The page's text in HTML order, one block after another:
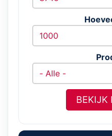
BEKIJK